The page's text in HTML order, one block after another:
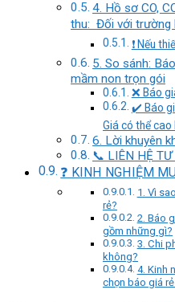
4. Hồ sơ CO,
thu: Đối với trường
❗ Nếu
5. So sánh:
mầm non trọn gói
❌ Báo
✔️ Báo
Giá có thể cao
6. Lời khuyên
📞 LIÊN HỆ
❓ KINH NGHIỆM
1. Vì
rẻ?
2. Báo
gồm những gì?
3. Chi
không?
4. Kinh
chọn báo giá